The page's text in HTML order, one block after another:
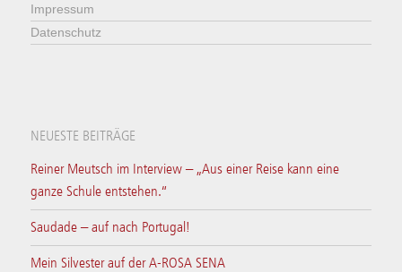
Impressum
Datenschutz
NEUESTE BEITRÄGE
Reiner Meutsch im Interview – „Aus einer Reise kann eine
ganze Schule entstehen.“
Saudade – auf nach Portugal!
Mein Silvester auf der A-ROSA SENA